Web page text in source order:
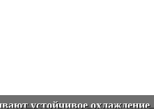
устойчивое охлаждение